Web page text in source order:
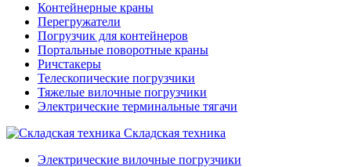
Контейнерные краны
Перегружатели
Погрузчик для контейнеров
Портальные поворотные краны
Ричстакеры
Телескопические погрузчики
Тяжелые вилочные погрузчики
Электрические терминальные тягачи
Складская техника
Электрические вилочные погрузчики